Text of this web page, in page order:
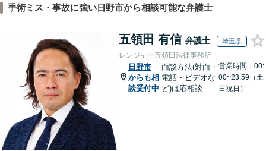
手術ミス・事故に強い日野市から相談可能な弁護士
五領田 有信 弁護士 埼玉県
レンジャー五領田法律事務所
日野市
からも相
談受付中
面談方法(対面・
電話・ビデオな
ど)は応相談
営業時間：00:
00~23:59（土
日祝日）